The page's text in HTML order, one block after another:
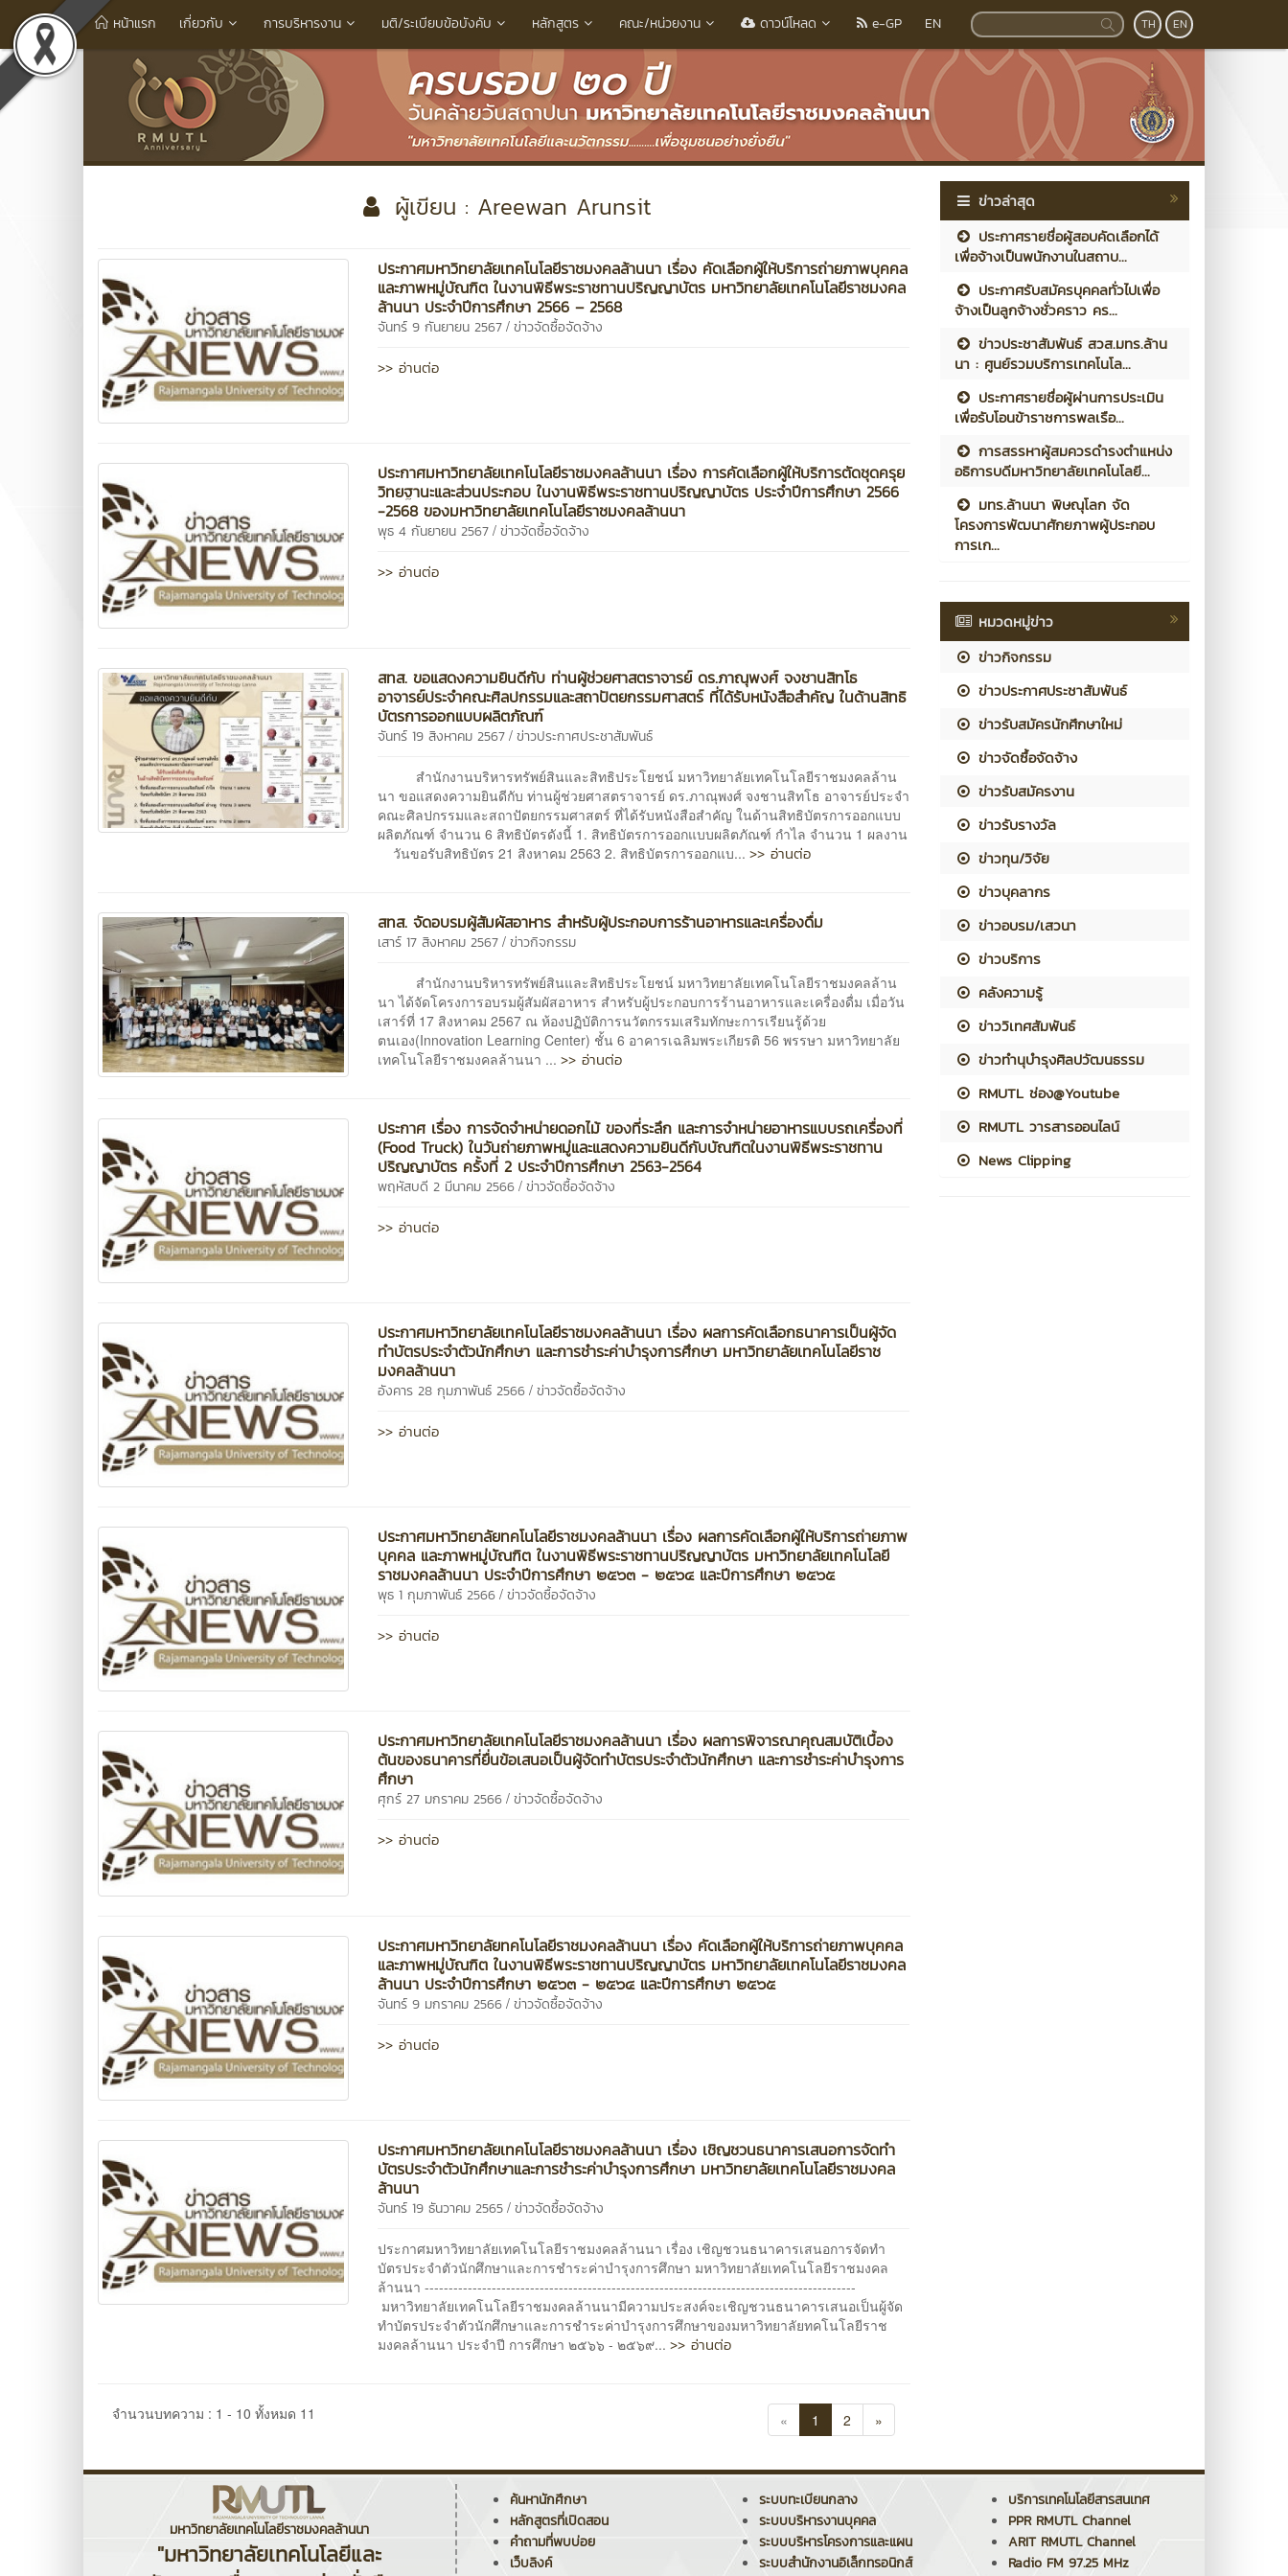
หน้าแรก เกี่ยวกับ การบริหารงาน มติ/ระเบียบข้อบังคับ หลักสูตร คณะ/หน่วยงาน ดาวน์โหลด e-GP EN TH EN
ผู้เขียน : Areewan Arunsit
ประกาศมหาวิทยาลัยเทคโนโลยีราชมงคลล้านนา เรื่อง คัดเลือกผู้ให้บริการถ่ายภาพบุคคล
และภาพหมู่บัณฑิต ในงานพิธีพระราชทานปริญญาบัตร มหาวิทยาลัยเทคโนโลยีราชมงคล
ล้านนา ประจำปีการศึกษา 2566 – 2568
จันทร์ 9 กันยายน 2567 /ข่าวจัดซื้อจัดจ้าง
>> อ่านต่อ
ประกาศมหาวิทยาลัยเทคโนโลยีราชมงคลล้านนา เรื่อง การคัดเลือกผู้ให้บริการตัดชุดครุย
วิทยฐานะและส่วนประกอบ ในงานพิธีพระราชทานปริญญาบัตร ประจำปีการศึกษา 2566
-2568 ของมหาวิทยาลัยเทคโนโลยีราชมงคลล้านนา
พุธ 4 กันยายน 2567 /ข่าวจัดซื้อจัดจ้าง
>> อ่านต่อ
สทส. ขอแสดงความยินดีกับ ท่านผู้ช่วยศาสตราจารย์ ดร.ภาณุพงศ์ จงชานสิทโธ
อาจารย์ประจำคณะศิลปกรรมและสถาปัตยกรรมศาสตร์ ที่ได้รับหนังสือสำคัญ ในด้านสิทธิ
บัตรการออกแบบผลิตภัณฑ์
จันทร์ 19 สิงหาคม 2567 /ข่าวประกาศประชาสัมพันธ์
สำนักงานบริหารทรัพย์สินและสิทธิประโยชน์ มหาวิทยาลัยเทคโนโลยีราชมงคลล้าน
นา ขอแสดงความยินดีกับ ท่านผู้ช่วยศาสตราจารย์ ดร.ภาณุพงศ์ จงชานสิทโธ อาจารย์ประจำ
คณะศิลปกรรมและสถาปัตยกรรมศาสตร์ ที่ได้รับหนังสือสำคัญ ในด้านสิทธิบัตรการออกแบบ
ผลิตภัณฑ์ จำนวน 6 สิทธิบัตรดังนี้ 1. สิทธิบัตรการออกแบบผลิตภัณฑ์ กำไล จำนวน 1 ผลงาน
วันขอรับสิทธิบัตร 21 สิงหาคม 2563 2. สิทธิบัตรการออกแบ...>> อ่านต่อ
สทส. จัดอบรมผู้สัมผัสอาหาร สำหรับผู้ประกอบการร้านอาหารและเครื่องดื่ม
เสาร์ 17 สิงหาคม 2567 /ข่าวกิจกรรม
สำนักงานบริหารทรัพย์สินและสิทธิประโยชน์ มหาวิทยาลัยเทคโนโลยีราชมงคลล้าน
นา ได้จัดโครงการอบรมผู้สัมผัสอาหาร สำหรับผู้ประกอบการร้านอาหารและเครื่องดื่ม เมื่อวัน
เสาร์ที่ 17 สิงหาคม 2567 ณ ห้องปฏิบัติการนวัตกรรมเสริมทักษะการเรียนรู้ด้วย
ตนเอง(Innovation Learning Center) ชั้น 6 อาคารเฉลิมพระเกียรติ 56 พรรษา มหาวิทยาลัย
เทคโนโลยีราชมงคลล้านนา ...>> อ่านต่อ
ประกาศ เรื่อง การจัดจำหน่ายดอกไม้ ของที่ระลึก และการจำหน่ายอาหารแบบรถเครื่องที่
(Food Truck) ในวันถ่ายภาพหมู่และแสดงความยินดีกับบัณฑิตในงานพิธีพระราชทาน
ปริญญาบัตร ครั้งที่ 2 ประจำปีการศึกษา 2563-2564
พฤหัสบดี 2 มีนาคม 2566 /ข่าวจัดซื้อจัดจ้าง
>> อ่านต่อ
ประกาศมหาวิทยาลัยเทคโนโลยีราชมงคลล้านนา เรื่อง ผลการคัดเลือกธนาคารเป็นผู้จัด
ทำบัตรประจำตัวนักศึกษา และการชำระค่าบำรุงการศึกษา มหาวิทยาลัยเทคโนโลยีราช
มงคลล้านนา
อังคาร 28 กุมภาพันธ์ 2566 /ข่าวจัดซื้อจัดจ้าง
>> อ่านต่อ
ประกาศมหาวิทยาลัยทคโนโลยีราชมงคลล้านนา เรื่อง ผลการคัดเลือกผู้ให้บริการถ่ายภาพ
บุคคล และภาพหมู่บัณฑิต ในงานพิธีพระราชทานปริญญาบัตร มหาวิทยาลัยเทคโนโลยี
ราชมงคลล้านนา ประจำปีการศึกษา ๒๕๖๓ - ๒๕๖๔ และปีการศึกษา ๒๕๖๕
พุธ 1 กุมภาพันธ์ 2566 /ข่าวจัดซื้อจัดจ้าง
>> อ่านต่อ
ประกาศมหาวิทยาลัยเทคโนโลยีราชมงคลล้านนา เรื่อง ผลการพิจารณาคุณสมบัติเบื้อง
ต้นของธนาคารที่ยื่นข้อเสนอเป็นผู้จัดทำบัตรประจำตัวนักศึกษา และการชำระค่าบำรุงการ
ศึกษา
ศุกร์ 27 มกราคม 2566 /ข่าวจัดซื้อจัดจ้าง
>> อ่านต่อ
ประกาศมหาวิทยาลัยทคโนโลยีราชมงคลล้านนา เรื่อง คัดเลือกผู้ให้บริการถ่ายภาพบุคคล
และภาพหมู่บัณฑิต ในงานพิธีพระราชทานปริญญาบัตร มหาวิทยาลัยเทคโนโลยีราชมงคล
ล้านนา ประจำปีการศึกษา ๒๕๖๓ - ๒๕๖๔ และปีการศึกษา ๒๕๖๕
จันทร์ 9 มกราคม 2566 /ข่าวจัดซื้อจัดจ้าง
>> อ่านต่อ
ประกาศมหาวิทยาลัยเทคโนโลยีราชมงคลล้านนา เรื่อง เชิญชวนธนาคารเสนอการจัดทำ
บัตรประจำตัวนักศึกษาและการชำระค่าบำรุงการศึกษา มหาวิทยาลัยเทคโนโลยีราชมงคล
ล้านนา
จันทร์ 19 ธันวาคม 2565 /ข่าวจัดซื้อจัดจ้าง
ประกาศมหาวิทยาลัยเทคโนโลยีราชมงคลล้านนา เรื่อง เชิญชวนธนาคารเสนอการจัดทำ
บัตรประจำตัวนักศึกษาและการชำระค่าบำรุงการศึกษา มหาวิทยาลัยเทคโนโลยีราชมงคล
ล้านนา ------------------------------------------------------------------------------------------
มหาวิทยาลัยเทคโนโลยีราชมงคลล้านนามีความประสงค์จะเชิญชวนธนาคารเสนอเป็นผู้จัด
ทำบัตรประจำตัวนักศึกษาและการชำระค่าบำรุงการศึกษาของมหาวิทยาลัยทคโนโลยีราช
มงคลล้านนา ประจำปี การศึกษา ๒๕๖๖ - ๒๕๖๙...>> อ่านต่อ
จำนวนบทความ : 1 - 10 ทั้งหมด 11 « 1 2 »
ข่าวล่าสุด
ประกาศรายชื่อผู้สอบคัดเลือกได้
เพื่อจ้างเป็นพนักงานในสถาบ...
ประกาศรับสมัครบุคคลทั่วไปเพื่อ
จ้างเป็นลูกจ้างชั่วคราว คร...
ข่าวประชาสัมพันธ์ สวส.มทร.ล้าน
นา : ศูนย์รวมบริการเทคโนโล...
ประกาศรายชื่อผู้ผ่านการประเมิน
เพื่อรับโอนข้าราชการพลเรือ...
การสรรหาผู้สมควรดำรงตำแหน่ง
อธิการบดีมหาวิทยาลัยเทคโนโลยี...
มทร.ล้านนา พิษณุโลก จัด
โครงการพัฒนาศักยภาพผู้ประกอบ
การเก...
หมวดหมู่ข่าว
ข่าวกิจกรรม
ข่าวประกาศประชาสัมพันธ์
ข่าวรับสมัครนักศึกษาใหม่
ข่าวจัดซื้อจัดจ้าง
ข่าวรับสมัครงาน
ข่าวรับรางวัล
ข่าวทุน/วิจัย
ข่าวบุคลากร
ข่าวอบรม/เสวนา
ข่าวบริการ
คลังความรู้
ข่าววิเทศสัมพันธ์
ข่าวทำนุบำรุงศิลปวัฒนธรรม
RMUTL ช่อง@Youtube
RMUTL วารสารออนไลน์
News Clipping
มหาวิทยาลัยเทคโนโลยีราชมงคลล้านนา
"มหาวิทยาลัยเทคโนโลยีและ
ค้นหานักศึกษา
หลักสูตรที่เปิดสอน
คำถามที่พบบ่อย
เว็บลิงค์
ระบบทะเบียนกลาง
ระบบบริหารงานบุคคล
ระบบบริหารโครงการและแผน
ระบบสำนักงานอิเล็กทรอนิกส์
บริการเทคโนโลยีสารสนเทศ
PPR RMUTL Channel
ARIT RMUTL Channel
Radio FM 97.25 MHz